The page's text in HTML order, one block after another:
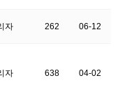
자 262 06-12
자 638 04-02